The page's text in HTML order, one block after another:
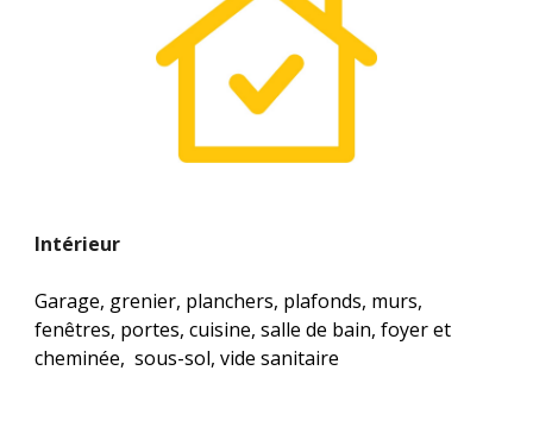
Intérieur
Garage, grenier, planchers, plafonds, murs,
fenêtres, portes, cuisine, salle de bain, foyer et
cheminée,  sous-sol, vide sanitaire